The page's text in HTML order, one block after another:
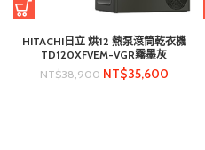
HITACHI日立 烘12 熱泵滾筒乾衣機
TD120XFVEM-VGR霧墨灰
NT$38,900 NT$35,600